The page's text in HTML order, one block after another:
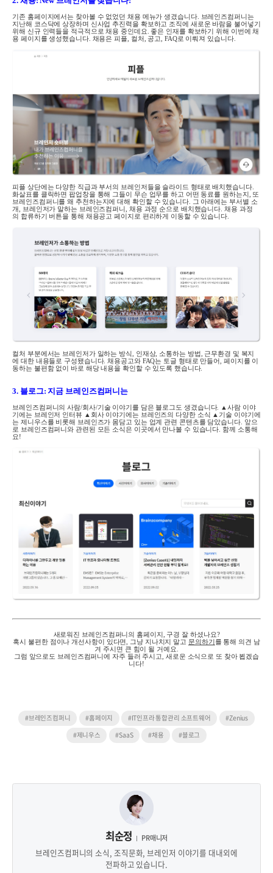
기존 홈페이지에서는 찾아볼 수 없었던 채용 메뉴가 생겼습니다.
브레인즈컴퍼니는
지난해 코스닥에 상장하며 신사업 추진력을 확보하고 조직에 새로운 바람을 불어넣기
위해 신규 인력들을 적극적으로 채용 중인데요 .좋은 인재를 확보하기 위해 이번에 채
용 페이지를 생성했습니다. 채용은 피플 컬처 ,공고 FAQ로 이뤄져 있습니다.
피플 상단에는 다양한 직급과 부서의 브레인저들을 슬라이드 형태로 배치했습니다.
화살표를 클릭하면 팝업창을 통해 그들이 무슨 업무를 하고 어떤 동료를 원하는지 또
브레인즈컴퍼니를 왜 추천하는지에 대해 확인할 수 있습니다. 그 아래에는 부서별 소
개, 브레인저가 말하는 브레인즈컴퍼니, 채용 과정 순으로 배치했습니다. 채용 과정
의 합류하기 버튼을 통해 채용공고 페이지로 편리하게 이동할 수 있습니다.
컬처 부분에서는 브레인저가 일하는 방식 인재상, 소통하는 방법 근무환경 및 복지
에 대한 내용들로 구성됐습니다. 채용공고와 FAQ는 토글 형태로 만들어 페이지를 이
동하는 불편함 없이 바로 해당 내용을 확인할 수 있도록 했습니다.
3. 블로그:지금 브레인즈컴퍼니는
브레인즈컴퍼니의 사람/회사/기술 이야기를 담은 블로그도 생겼습니다. ▲사람 이야
기에는 브레인저 인터뷰 ▲ 회사 이야기에는 브레인즈의 다양한 소식 ▲ 기술 이야기에
는 제니우스를 비롯해 브레인즈가 몸담고 있는 업계 관련 콘텐츠를 담았습니다. 앞으
로 브레인즈컴퍼니와 관련된 모든 소식은 이곳에서 만나볼 수 있습니다 .함께 소통해
요!
새로워진 브레인즈컴퍼니의 홈페이지 구경 잘 하셨나요?
혹시 불편한 점이나 개선사항이 있다면, 그냥 지나치지 말고 문의하기를 통해 의견 남
겨 주시면 큰 힘이 될 거예요
그럼 앞으로도 브레인즈컴퍼니에 자주 들러 주시고, 새로운 소식으로 또 찾아 뵙겠습
니다!
#브레인즈컴퍼니 #홈페이지 #IT인프라 통합관리 소프트웨어
#Zenius
#제니우스
#SaaS #채용 #블로그
최순정 PR매니저
브레인즈컴퍼니의 소식, 조직문화, 브레인저 이야기를 대내외에
전파하고 있습니다.